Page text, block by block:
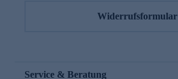
Widerrufsformular
Service & Beratung